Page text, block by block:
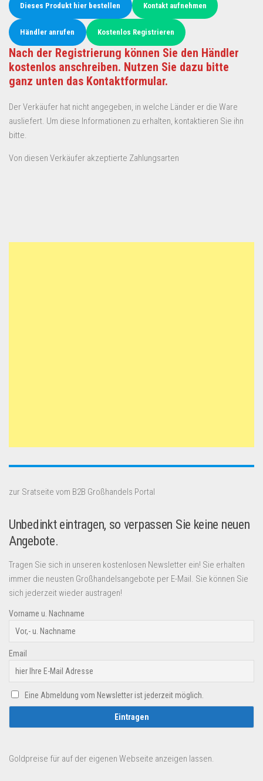
Dieses Produkt hier bestellen Kontakt aufnehmen
Händler anrufen Kostenlos Registrieren
Nach der Registrierung können Sie den Händler
kostenlos anschreiben. Nutzen Sie dazu bitte
ganz unten das Kontaktformular.
Der Verkäufer hat nicht angegeben, in welche Länder er die Ware
ausliefert. Um diese Informationen zu erhalten, kontaktieren Sie ihn
bitte.
Von diesen Verkäufer akzeptierte Zahlungsarten
zur Sratseite vom B2B Großhandels Portal
Unbedinkt eintragen, so verpassen Sie keine neuen
Angebote.
Tragen Sie sich in unseren kostenlosen Newsletter ein! Sie erhalten
immer die neusten Großhandelsangebote per E-Mail. Sie können Sie
sich jederzeit wieder austragen!
Vorname u. Nachname
Email
Eine Abmeldung vom Newsletter ist jederzeit möglich.
Goldpreise für auf der eigenen Webseite anzeigen lassen.